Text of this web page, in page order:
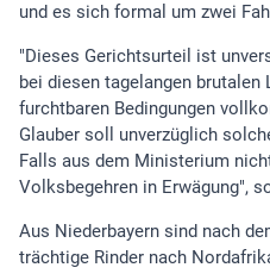
und es sich formal um zwei
"Dieses Gerichtsurteil ist
bei diesen tagelangen brutalen
furchtbaren Bedingungen
Glauber soll unverzüglich
Falls aus dem Ministerium
Volksbegehren in Erwägung",
Aus Niederbayern sind nach
trächtige Rinder nach